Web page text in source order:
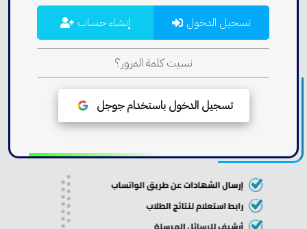
تسجيل الدخول إنشاء حساب
نسيت كلمة المرور؟
تسجيل الدخول باستخدام جوجل